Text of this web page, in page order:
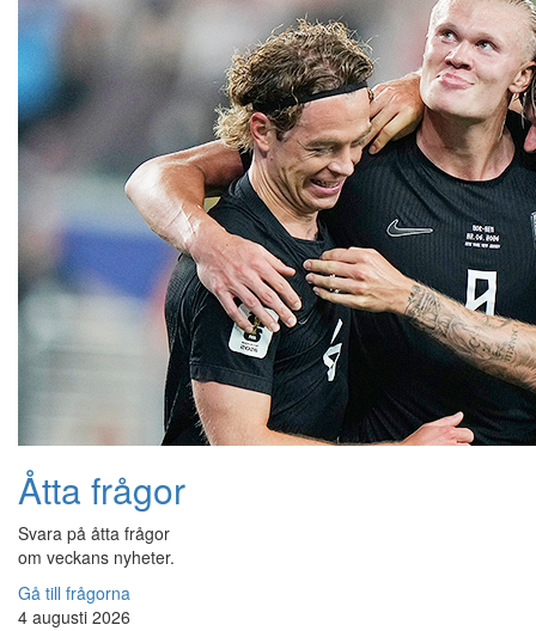
Åtta frågor
Svara på åtta frågor
om veckans nyheter.
Gå till frågorna
4 augusti 2026